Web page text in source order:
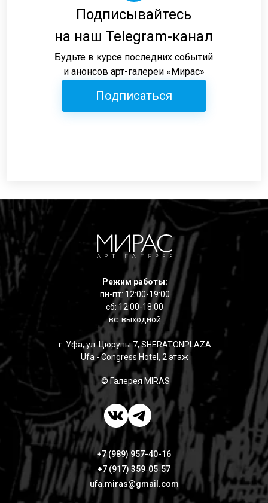
Подписывайтесь
на наш Telegram-канал
Будьте в курсе последних событий
и анонсов арт-галереи «Мирас»
Подписаться
Режим работы:
пн-пт: 12:00-19:00
сб: 12:00-18:00
вс: выходной
г. Уфа, ул. Цюрупы 7, SHERATONPLAZA
Ufa - Congress Hotel, 2 этаж
© Галерея MIRAS
+7 (989) 957-40-16
+7 (917) 359‑05‑57
ufa.miras@gmail.com